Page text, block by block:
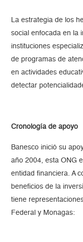
La estrategia de los
social enfocada en la
instituciones
de programas de
en actividades
detectar
Cronología de apoyo
Banesco inició su
año 2004, esta ONG
entidad financiera. A
beneficios de la
tiene
Federal y Monagas: